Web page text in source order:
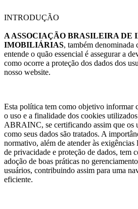
INTRODUÇÃO
A ASSOCIAÇÃO BRASILEIRA DE
IMOBILIÁRIAS, também denominada
entende o quão essencial é assegurar a
como ocorre a proteção dos dados dos
nosso website.
Esta política tem como objetivo informar
o uso e a finalidade dos cookies
ABRAINC, se certificando assim que os
como seus dados são tratados. A
normativo, além de atender às
de privacidade e proteção de dados, tem
adoção de boas práticas no
usuários, contribuindo assim para uma
eficiente.